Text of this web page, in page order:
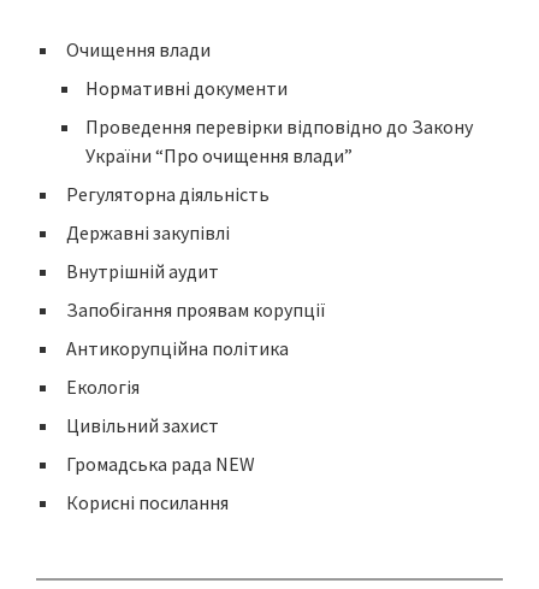
Очищення влади
Нормативні документи
Проведення перевірки відповідно до Закону
України “Про очищення влади”
Регуляторна діяльність
Державні закупівлі
Внутрішній аудит
Запобігання проявам корупції
Антикорупційна політика
Екологія
Цивільний захист
Громадська рада NEW
Корисні посилання